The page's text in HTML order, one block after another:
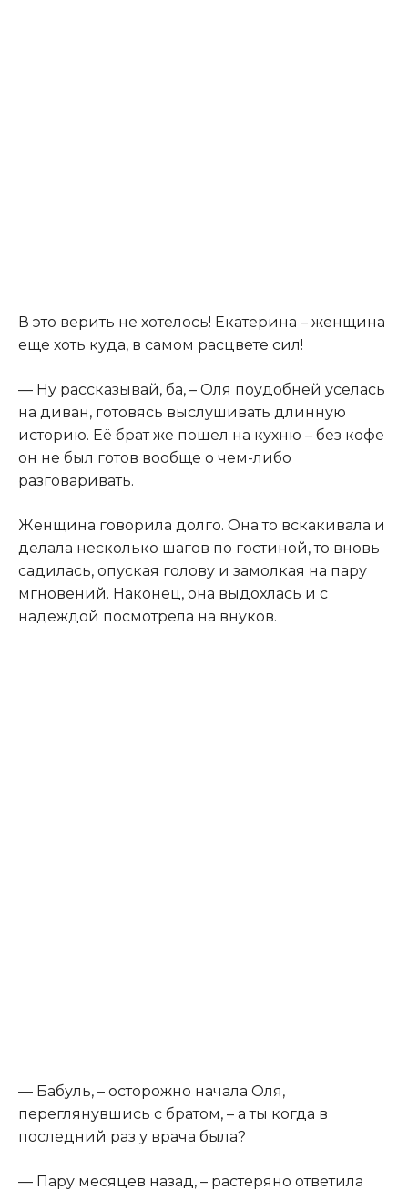
В это верить не хотелось! Екатерина – женщина
еще хоть куда, в самом расцвете сил!
— Ну рассказывай, ба, – Оля поудобней уселась
на диван, готовясь выслушивать длинную
историю. Её брат же пошел на кухню – без кофе
он не был готов вообще о чем-либо
разговаривать.
Женщина говорила долго. Она то вскакивала и
делала несколько шагов по гостиной, то вновь
садилась, опуская голову и замолкая на пару
мгновений. Наконец, она выдохлась и с
надеждой посмотрела на внуков.
— Бабуль, – осторожно начала Оля,
переглянувшись с братом, – а ты когда в
последний раз у врача была?
— Пару месяцев назад, – растеряно ответила